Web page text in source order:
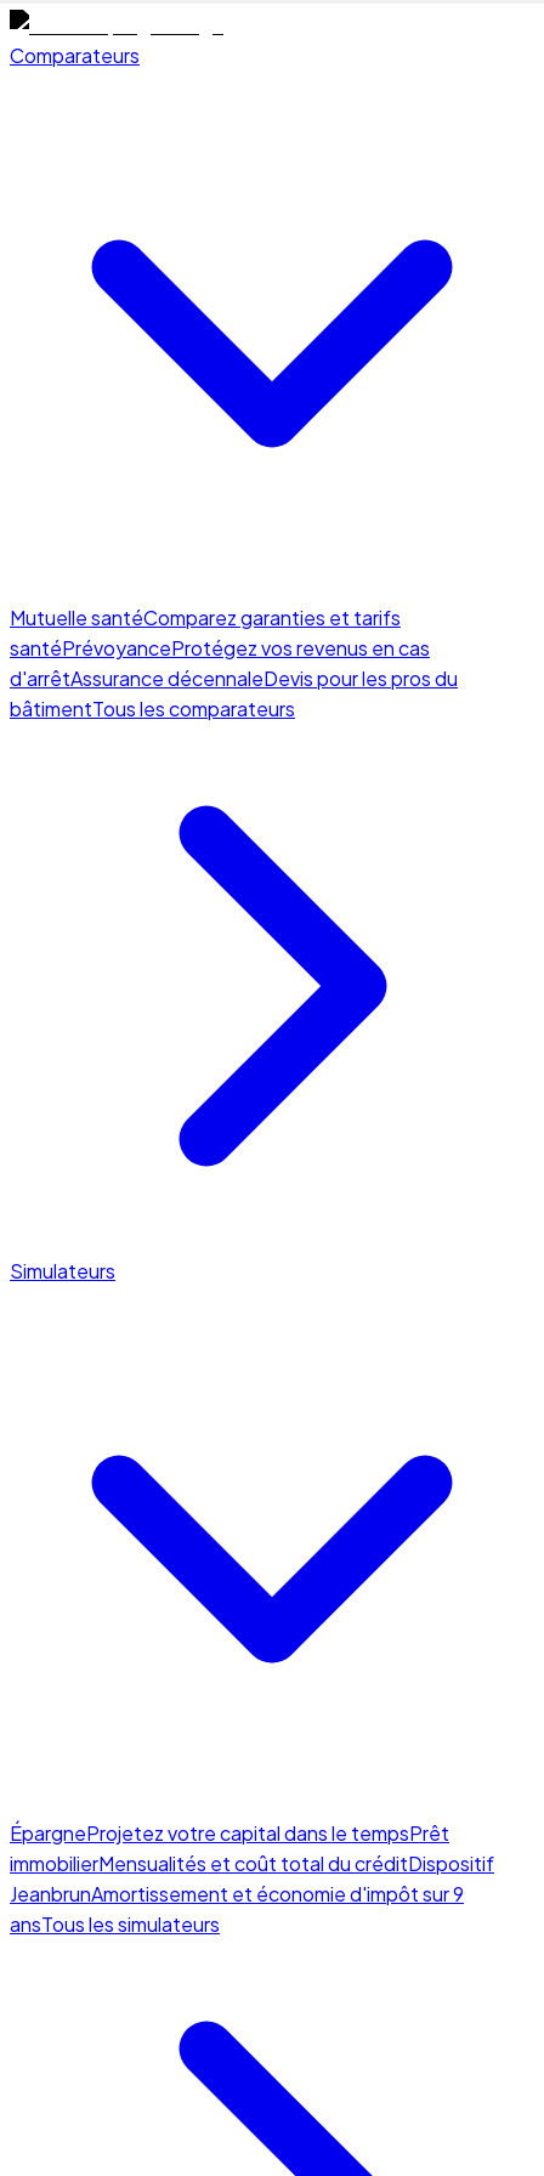
Comparateurs
Mutuelle santéComparez garanties et tarifs
santéPrévoyanceProtégez vos revenus en cas
d'arrêtAssurance décennaleDevis pour les pros du
bâtimentTous les comparateurs
Simulateurs
ÉpargneProjetez votre capital dans le tempsPrêt
immobilierMensualités et coût total du créditDispositif
JeanbrunAmortissement et économie d'impôt sur 9
ansTous les simulateurs